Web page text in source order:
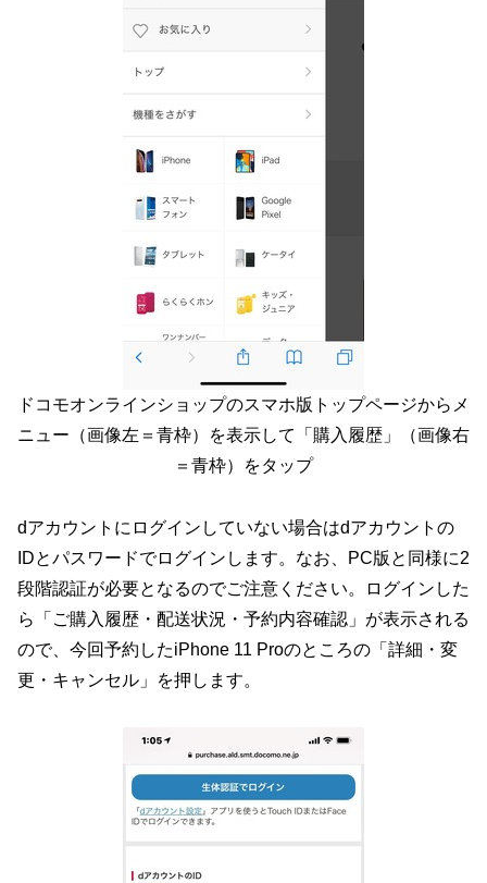
ドコモオンラインショップのスマホ版トップページからメ
ニュー（画像左＝青枠）を表示して「購入履歴」（画像右
＝青枠）をタップ
dアカウントにログインしていない場合はdアカウントの
IDとパスワードでログインします。なお、PC版と同様に2
段階認証が必要となるのでご注意ください。ログインした
ら「ご購入履歴・配送状況・予約内容確認」が表示される
ので、今回予約したiPhone 11 Proのところの「詳細・変
更・キャンセル」を押します。